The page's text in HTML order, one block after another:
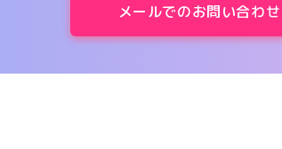
メールでのお問い合わせ